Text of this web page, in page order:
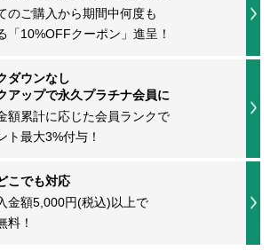
のご購入から期間中何度も
「10%OFFクーポン」進呈！
ダウンなし
アップで永久プラチナ会員に
額累計に応じた会員ランクで
ト最大3%付与！
こでも対応
金額5,000円(税込)以上で
料！